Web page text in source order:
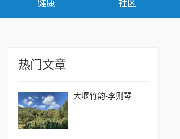
健康 社区
热门文章
大堰竹韵-​李则琴